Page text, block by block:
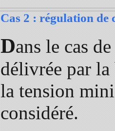
Cas 2 : régulation
Dans le cas
délivrée par
la tension
considéré.